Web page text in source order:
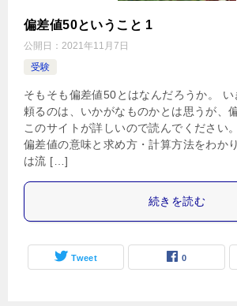
偏差値50ということ 1
公開日： 2021年11月7日
受験
そもそも偏差値50とはなんだろうか。 い
頼るのは、いかがなものかとは思うが、
このサイトが詳しいので読んでください
偏差値の意味と求め方・計算方法をわか
は流 […]
続きを読む
Tweet 0